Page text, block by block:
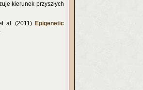
kierunek przyszłych
al. (2011) Epigenetic